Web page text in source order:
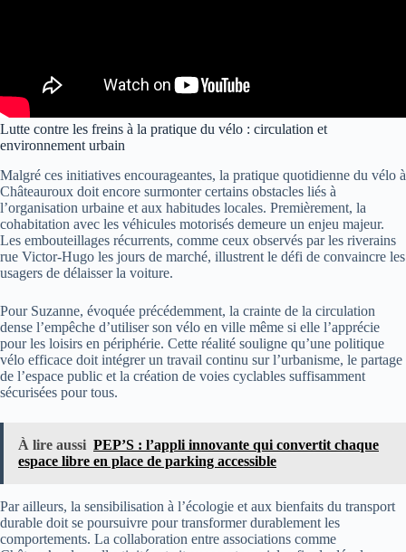
Lutte contre les freins à la pratique du vélo : circulation et
environnement urbain
Malgré ces initiatives encourageantes, la pratique quotidienne du vélo à
Châteauroux doit encore surmonter certains obstacles liés à
l’organisation urbaine et aux habitudes locales. Premièrement, la
cohabitation avec les véhicules motorisés demeure un enjeu majeur.
Les embouteillages récurrents, comme ceux observés par les riverains
rue Victor-Hugo les jours de marché, illustrent le défi de convaincre les
usagers de délaisser la voiture.
Pour Suzanne, évoquée précédemment, la crainte de la circulation
dense l’empêche d’utiliser son vélo en ville même si elle l’apprécie
pour les loisirs en périphérie. Cette réalité souligne qu’une politique
vélo efficace doit intégrer un travail continu sur l’urbanisme, le partage
de l’espace public et la création de voies cyclables suffisamment
sécurisées pour tous.
À lire aussi PEP’S : l’appli innovante qui convertit chaque
espace libre en place de parking accessible
Par ailleurs, la sensibilisation à l’écologie et aux bienfaits du transport
durable doit se poursuivre pour transformer durablement les
comportements. La collaboration entre associations comme